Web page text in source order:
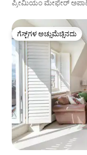
ಪ್ರೀಮಿಯಂ ಮೇಫೇರ್
ಗೆಸ್ಟ್‌ಗಳ ಅಚ್ಚುಮೆಚ್ಚಿನದು
ಗೆಸ್ಟ್‌ಗಳ ಅಚ್ಚುಮೆಚ್ಚಿನದು